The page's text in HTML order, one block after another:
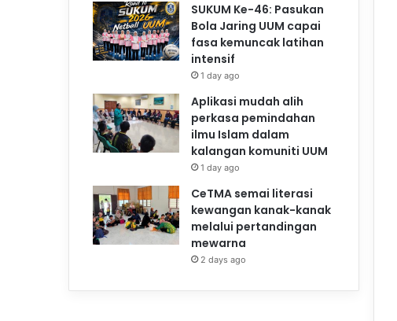
SUKUM Ke-46: Pasukan
Bola Jaring UUM capai
fasa kemuncak latihan
intensif
1 day ago
Aplikasi mudah alih
perkasa pemindahan
ilmu Islam dalam
kalangan komuniti UUM
1 day ago
CeTMA semai literasi
kewangan kanak-kanak
melalui pertandingan
mewarna
2 days ago